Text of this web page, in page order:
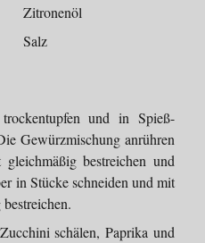
Zitronenöl
Salz
und in Spieß-
Gewürzmischung anrühren
bestreichen und
in Stücke schneiden und mit
schälen, Paprika und